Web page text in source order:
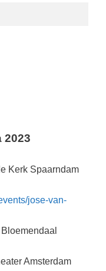
2023
Kerk Spaarndam
jose-van-
Amsterdam